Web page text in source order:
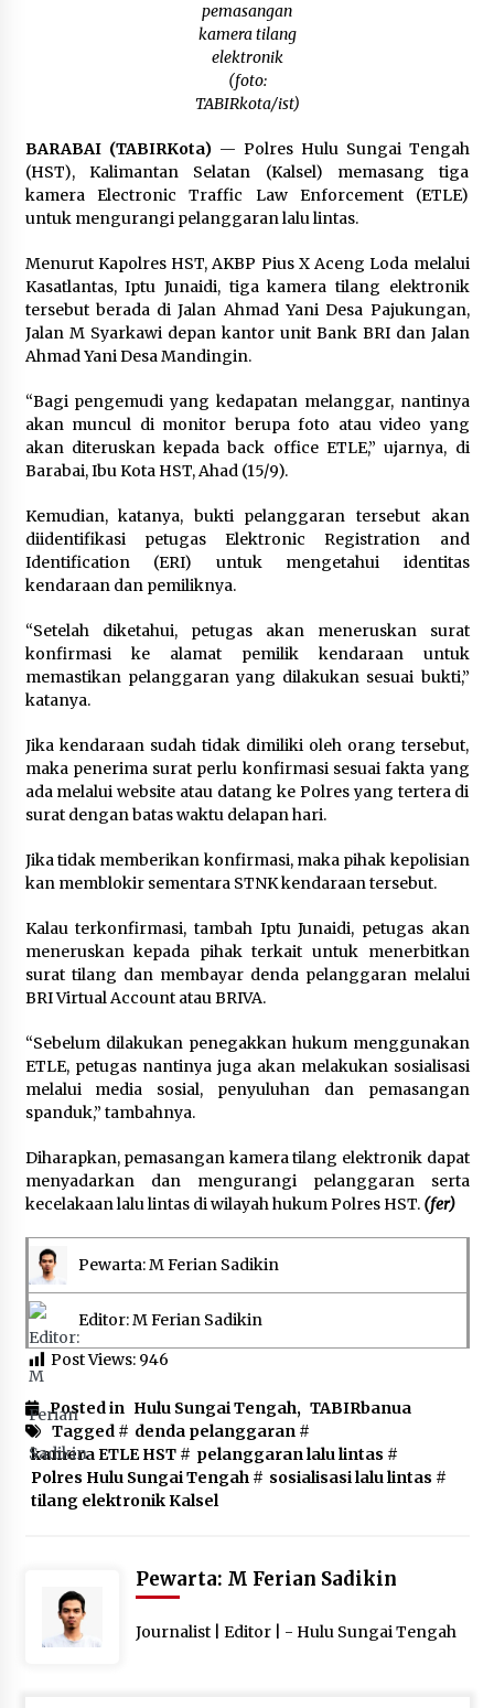
Tingkatkan SDM Lokal, BIS Group Luncurkan
Program Pelatihan Operator Alat Berat GTO
Agustus 6, 2026
HUT ke-51, Indocement Perkuat Inovasi dan
Agustus 6, 2026
Hari Kedua Kaji Tiru di DIY, Bupati Barito Utara
Pimpin Kunker ke Pemkab Gunung Kidul
Agustus 5, 2026
Eksekusi Putusan PN, Kejari Kotabaru Setor
PNBP 400 Juta dari Kasus Tambang Ilegal
Agustus 5, 2026
Hadiri Forum Komunikasi dan Kemitraan BPJS,
Sekda Tapin Komitmen Tingkatkan Layanan
Kesehatan
Agustus 4, 2026
Kejari HST Musnahkan Barang Bukti 27 Perkara
Inkracht van Gewisjde
Agustus 4, 2026
Pelajar di HST Musnahkan Barang Bukti
Kejaksaan, Ada Apa?
Agustus 4, 2026
pemasangan
kamera tilang
elektronik
(foto:
TABIRkota/ist)
BARABAI (TABIRKota)— Polres Hulu Sungai Tengah
(HST), Kalimantan Selatan (Kalsel) memasang tiga
kamera Electronic Traffic Law Enforcement (ETLE)
untuk mengurangi pelanggaran lalu lintas.
Menurut Kapolres HST, AKBP Pius X Aceng Loda melalui
Kasatlantas, Iptu Junaidi, tiga kamera tilang elektronik
tersebut berada di Jalan Ahmad Yani Desa Pajukungan,
Jalan M Syarkawi depan kantor unit Bank BRI dan Jalan
Ahmad Yani Desa Mandingin.
“Bagi pengemudi yang kedapatan melanggar, nantinya
akan muncul di monitor berupa foto atau video yang
akan diteruskan kepada back office ETLE,” ujarnya, di
Barabai, Ibu Kota HST, Ahad (15/9).
Kemudian, katanya, bukti pelanggaran tersebut akan
diidentifikasi petugas Elektronic Registration and
Identification (ERI) untuk mengetahui identitas
kendaraan dan pemiliknya.
“Setelah diketahui, petugas akan meneruskan surat
konfirmasi ke alamat pemilik kendaraan untuk
memastikan pelanggaran yang dilakukan sesuai bukti,”
katanya.
Jika kendaraan sudah tidak dimiliki oleh orang tersebut,
maka penerima surat perlu konfirmasi sesuai fakta yang
ada melalui website atau datang ke Polres yang tertera di
surat dengan batas waktu delapan hari.
Jika tidak memberikan konfirmasi, maka pihak kepolisian
kan memblokir sementara STNK kendaraan tersebut.
Kalau terkonfirmasi, tambah Iptu Junaidi, petugas akan
meneruskan kepada pihak terkait untuk menerbitkan
surat tilang dan membayar denda pelanggaran melalui
BRI Virtual Account atau BRIVA.
“Sebelum dilakukan penegakkan hukum menggunakan
ETLE, petugas nantinya juga akan melakukan sosialisasi
melalui media sosial, penyuluhan dan pemasangan
spanduk,” tambahnya.
Diharapkan, pemasangan kamera tilang elektronik dapat
menyadarkan dan mengurangi pelanggaran serta
kecelakaan lalu lintas di wilayah hukum Polres HST. (fer)
Pewarta: M Ferian Sadikin
Editor: M Ferian Sadikin
Post Views: 946
Posted in Hulu Sungai Tengah, TABIRbanua
Tagged # denda pelanggaran #
kamera ETLE HST# pelanggaran lalu lintas #
Polres Hulu Sungai Tengah # sosialisasi lalu lintas #
tilang elektronik Kalsel
Pewarta: M Ferian Sadikin
Journalist | Editor | - Hulu Sungai Tengah